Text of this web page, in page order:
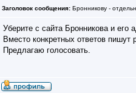
Заголовок сообщения: Бронникову -
Уберите с сайта Бронникова и его
Вместо конкретных ответов пишут
Предлагаю голосовать.